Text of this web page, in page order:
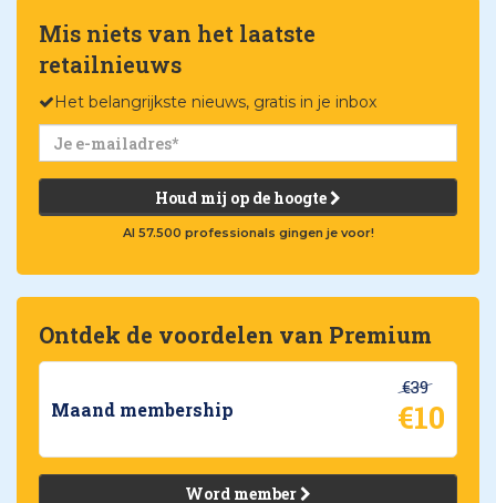
Mis niets van het laatste
retailnieuws
Het belangrijkste nieuws, gratis in je inbox
Houd mij op de hoogte
Al 57.500 professionals gingen je voor!
Ontdek de voordelen van Premium
Maand membership
€39
€10
Word member